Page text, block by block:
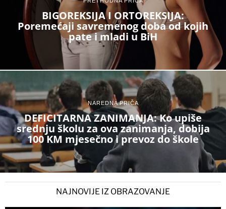
BIGOREKSIJA I ORTOREKSIJA:
Poremećaji savremenog doba od kojih
pate i mladi u BiH
NAREDNA PRIČA
DEFICITARNA ZANIMANJA: Ko upiše
srednju školu za ova zanimanja, dobija
100 KM mjesečno i prevoz do škole
NAJNOVIJE IZ OBRAZOVANJE